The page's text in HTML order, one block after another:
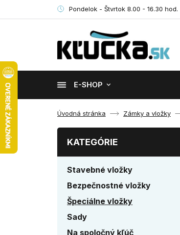
Pondelok - Štvrtok 8.00 - 16.30 hod.
E-SHOP
Úvodná stránka Zámky a vložky
KATEGÓRIE
Stavebné vložky
Bezpečnostné vložky
Špeciálne vložky
Sady
Na spoločný kľúč